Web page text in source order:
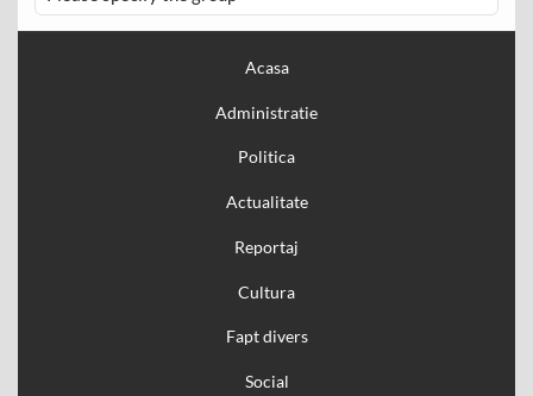
Acasa
Administratie
Politica
Actualitate
Reportaj
Cultura
Fapt divers
Social